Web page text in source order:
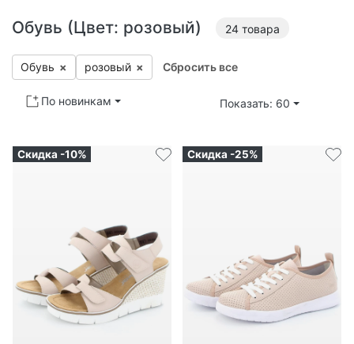
Обувь (Цвет: розовый) 24 товара
Обувь × ро­зовый × Сбросить все
По новинкам Показать: 60
Скидка -10% Скидка -25%